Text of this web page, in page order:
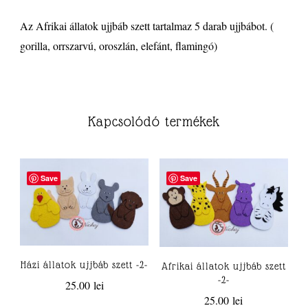
Az Afrikai állatok ujjbáb szett tartalmaz 5 darab ujjbábot. (
gorilla, orrszarvú, oroszlán, elefánt, flamingó)
Kapcsolódó termékek
Save
Házi állatok ujjbáb szett -2-
25.00 lei
Save
Afrikai állatok ujjbáb szett
-2-
25.00lei